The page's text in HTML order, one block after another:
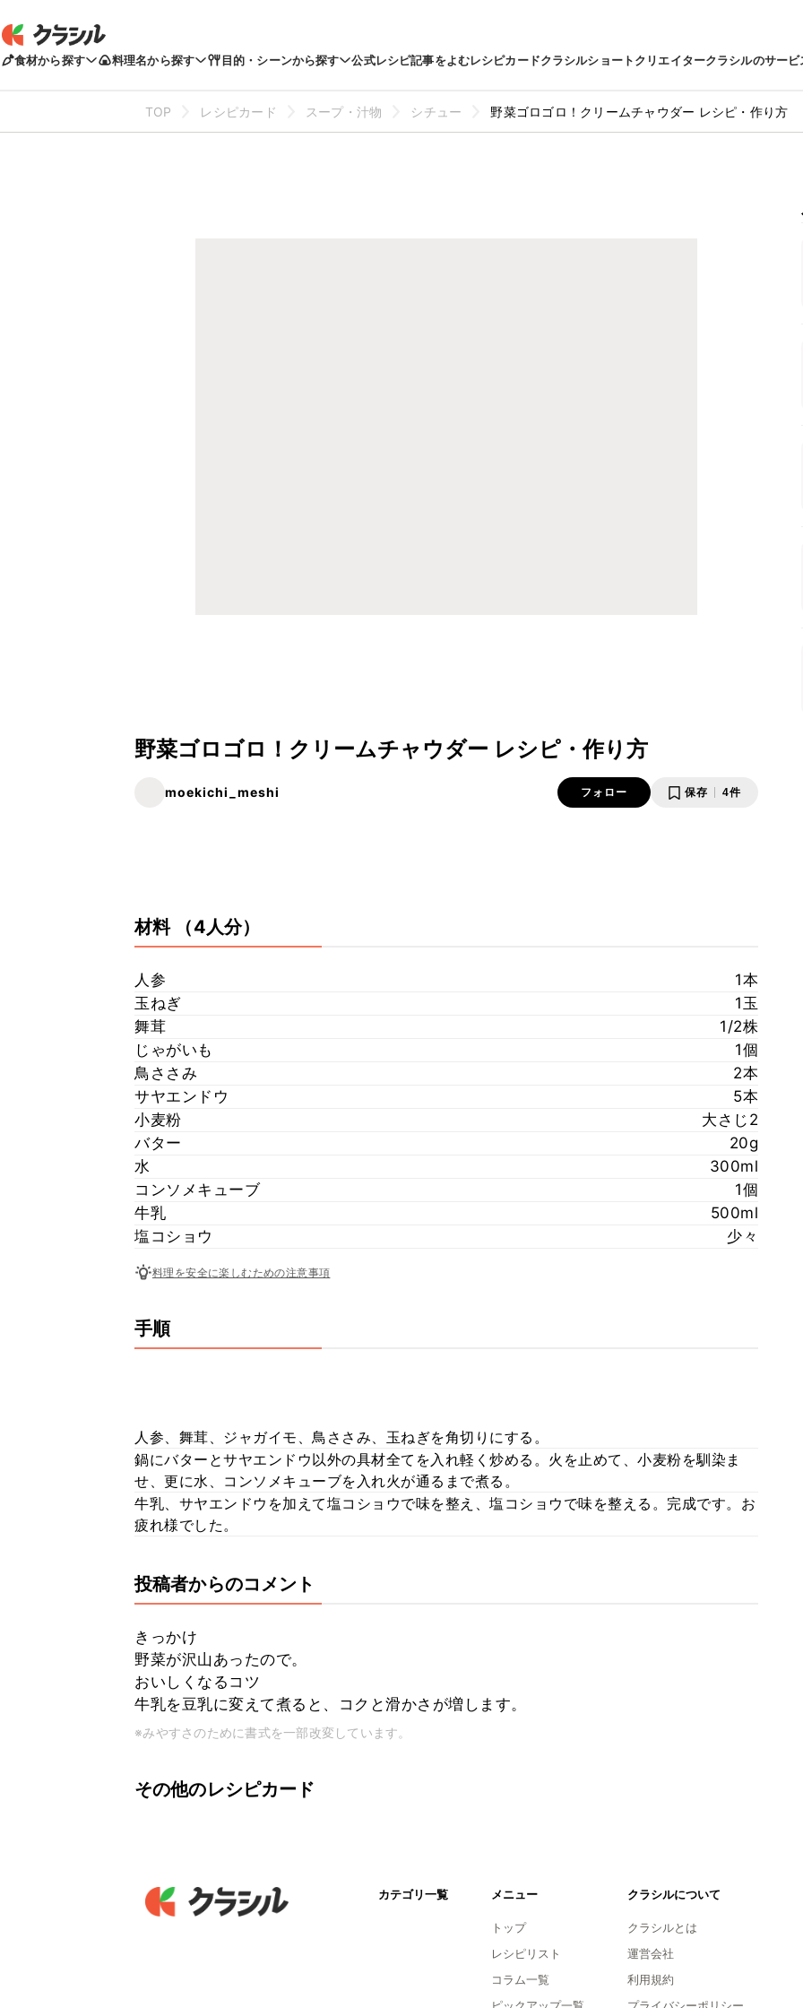
食材から探す 料理名から探す 目的・シーンから探す 公式レシピ記事をよむレシピカードクラシルショートクリエイタークラシルのサービ
TOP レシピカード スープ・汁物 シチュー 野菜ゴロゴロ！クリームチャウダー レシピ・作り方
野菜ゴロゴロ！クリームチャウダー レシピ・作り方
moekichi_meshi フォロー 保存 4件
材料 （4人分）
人参
1本
玉ねぎ
1玉
舞茸
1/2株
じゃがいも
1個
鳥ささみ
2本
サヤエンドウ
5本
小麦粉
大さじ2
バター
20g
水
300ml
コンソメキューブ
1個
牛乳
500ml
塩コショウ
少々
料理を安全に楽しむための注意事項
手順
人参、舞茸、ジャガイモ、鳥ささみ、玉ねぎを角切りにする。
鍋にバターとサヤエンドウ以外の具材全てを入れ軽く炒める。火を止めて、小麦粉を馴染ま
せ、更に水、コンソメキューブを入れ火が通るまで煮る。
牛乳、サヤエンドウを加えて塩コショウで味を整え、塩コショウで味を整える。完成です。お
疲れ様でした。
投稿者からのコメント
きっかけ
野菜が沢山あったので。
おいしくなるコツ
牛乳を豆乳に変えて煮ると、コクと滑かさが増します。
※みやすさのために書式を一部改変しています。
その他のレシピカード
カテゴリ一覧 メニュー
トップ
レシピリスト
コラム一覧
クラシルについて
クラシルとは
運営会社
利用規約